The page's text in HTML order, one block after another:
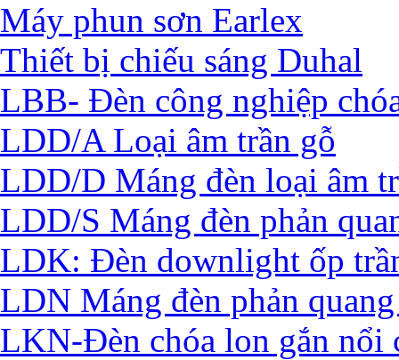
Máy phun sơn Earlex
Thiết bị chiếu sáng Duhal
LBB- Đèn công nghiệp
LDD/A Loại âm trần gỗ
LDD/D Máng đèn loại âm
LDD/S Máng đèn phản
LDK: Đèn downlight ốp
LDN Máng đèn phản
LKN-Đèn chóa lon gắn nổi